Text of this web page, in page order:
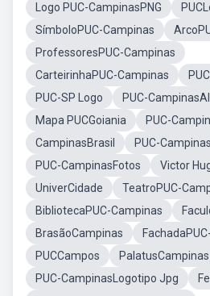
Logo PUC-CampinasPNG
SímboloPUC-Campinas
ProfessoresPUC-Campinas
CarteirinhaPUC-Campinas
PUC-SP Logo
PUC-
Mapa PUCGoiania
PUC-
CampinasBrasil
PUC-
PUC-CampinasFotos
Victor
UniverCidade
TeatroPUC-
BibliotecaPUC-Campinas
BrasãoCampinas
PUCCampos
PalatusCampinas
PUC-CampinasLogotipo Jpg